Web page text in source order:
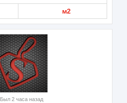
м2
Был 2 часа назад